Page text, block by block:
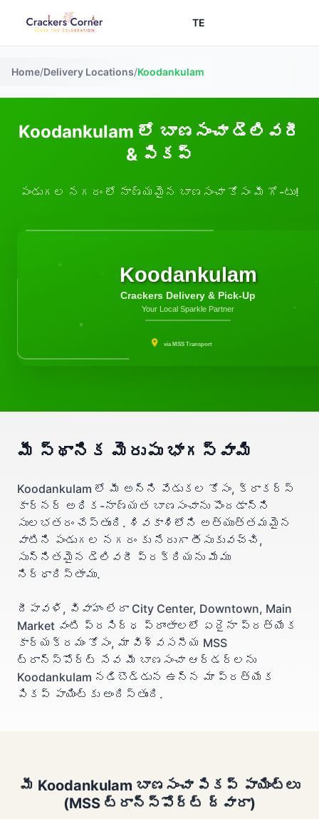
TE
Home/Delivery Locations/Koodankulam
Koodankulam లో బాణసంచా డెలివరీ
& పికప్
పండుగల నగరం లో నాణ్యమైన బాణసంచా కోసం మీ గో-టు!
Koodankulam
Crackers Delivery & Pick-Up
Your Local Sparkle Partner
via MSS Transport
మీ స్థానిక మెరుపు భాగస్వామి
Koodankulam లో మీ అన్ని వేడుకల కోసం, క్రాకర్స్
కార్నర్ అధిక-నాణ్యత బాణసంచాను పొందడాన్ని
సులభతరం చేస్తుంది. శివకాశిలోని అత్యుత్తమమైన
వాటిని పండుగల నగరం కు నేరుగా తీసుకువచ్చి,
సున్నితమైన డెలివరీ ప్రక్రియను మేము
నిర్ధారిస్తాము.
దీపావళి, వివాహం లేదా City Center, Downtown, Main
Market వంటి ప్రసిద్ధ ప్రాంతాలలో ఏదైనా ప్రత్యేక
కార్యక్రమం కోసం, మా విశ్వసనీయ MSS
ట్రాన్స్‌పోర్ట్ సేవ మీ బాణసంచా ఆర్డర్‌లను
Koodankulam నడిబొడ్డున ఉన్న మా ప్రత్యేక
పికప్ పాయింట్‌కు అందిస్తుంది.
మీ Koodankulam బాణసంచా పికప్ పాయింట్లు
(MSS ట్రాన్స్‌పోర్ట్ ద్వారా)